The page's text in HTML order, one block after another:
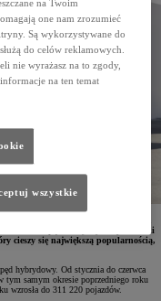
z napędem hybrydowym marki
cieszy się największą popularnością,
hybrydowy. Od stycznia do czerwca
tym samym okresie poprzedniego roku
wzrosła do 311 220 pojazdów.
na Twoim
one nam zrozumieć
Są wykorzystywane do
do celów reklamowych.
nie wyrażasz na to zgody,
na ten temat
wszystkie